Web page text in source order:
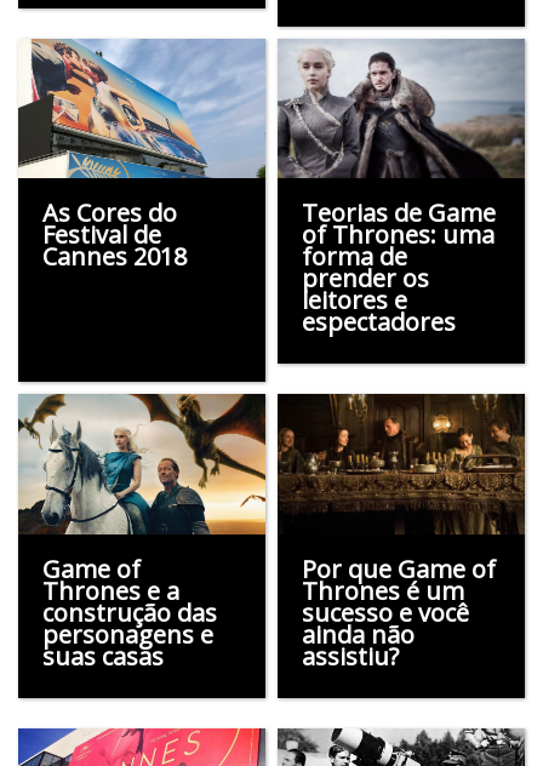
As Cores do
Festival de
Cannes 2018
Teorias de Game
of Thrones: uma
forma de
prender os
leitores e
espectadores
Game of
Thrones e a
construção das
personagens e
suas casas
Por que Game of
Thrones é um
sucesso e você
ainda não
assistiu?